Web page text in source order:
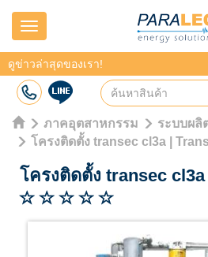
Navigation
ดูข่าวล่าสุดของเรา!
ภาคอุตสาหกรรม
ระบบผลิ
โครงติดตั้ง transec cl3a |
โครงติดตั้ง transec cl3a